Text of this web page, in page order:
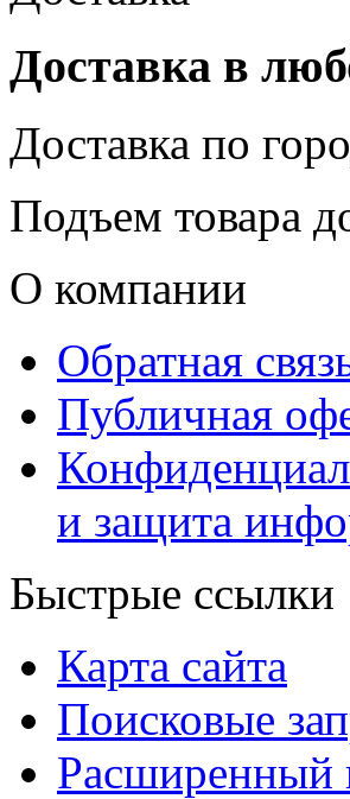
Доставка в
Доставка по
Подъем товара
О компании
Обратная
Публичная
и защита
Быстрые ссылки
Карта сайта
Поисковые
Расширенный